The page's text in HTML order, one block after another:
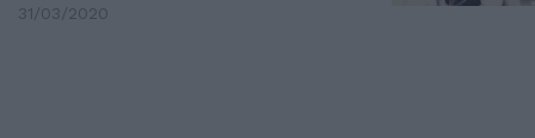
31/03/2020